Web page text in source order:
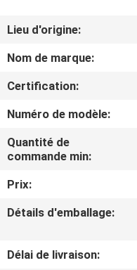
PROPOS
DE
NOUS
VISITE
DE
CONTRÔLE
Lieu d'origine:
Nom de marque:
Certification:
Numéro de modèle:
Quantité de
commande min:
Prix:
Détails d'emballage:
Délai de livraison: